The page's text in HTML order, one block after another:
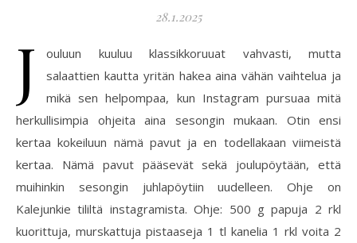
28.1.2025
J
ouluun kuuluu klassikkoruuat vahvasti, mutta
salaattien kautta yritän hakea aina vähän vaihtelua ja
mikä sen helpompaa, kun Instagram pursuaa mitä
herkullisimpia ohjeita aina sesongin mukaan. Otin ensi
kertaa kokeiluun nämä pavut ja en todellakaan viimeistä
kertaa. Nämä pavut pääsevät sekä joulupöytään, että
muihinkin sesongin juhlapöytiin uudelleen. Ohje on
Kalejunkie tililtä instagramista. Ohje: 500 g papuja 2 rkl
kuorittuja, murskattuja pistaaseja 1 tl kanelia 1 rkl voita 2